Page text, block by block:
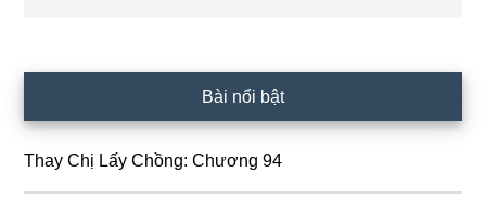
Sidebar
Bài nổi bật
Thay Chị Lấy Chồng: Chương 94